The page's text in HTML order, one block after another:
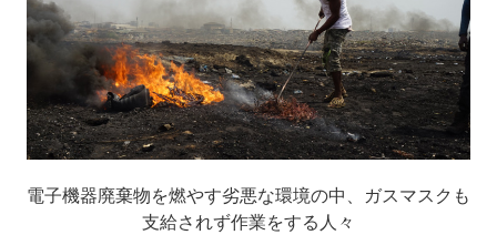
電子機器廃棄物を燃やす劣悪な環境の中、ガスマスクも
支給されず作業をする人々